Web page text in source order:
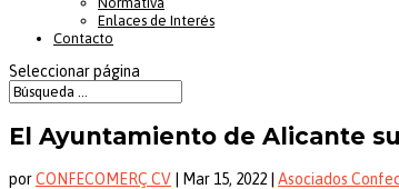
Enlaces de Interés
Contacto
Seleccionar página
El Ayuntamiento de Alicante
porCONFECOMERÇ CV Mar 15, 2022 Asociados